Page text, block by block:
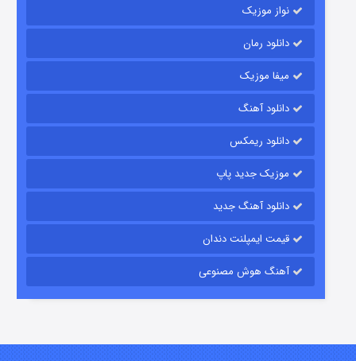
قسمت
شوگر فصل ۲
نواز موزیک
دانلود رمان
میفا موزیک
دانلود آهنگ
دانلود ریمکس
موزیک جدید پاپ
دانلود آهنگ جدید
قیمت ایمپلنت دندان
آهنگ هوش مصنوعی